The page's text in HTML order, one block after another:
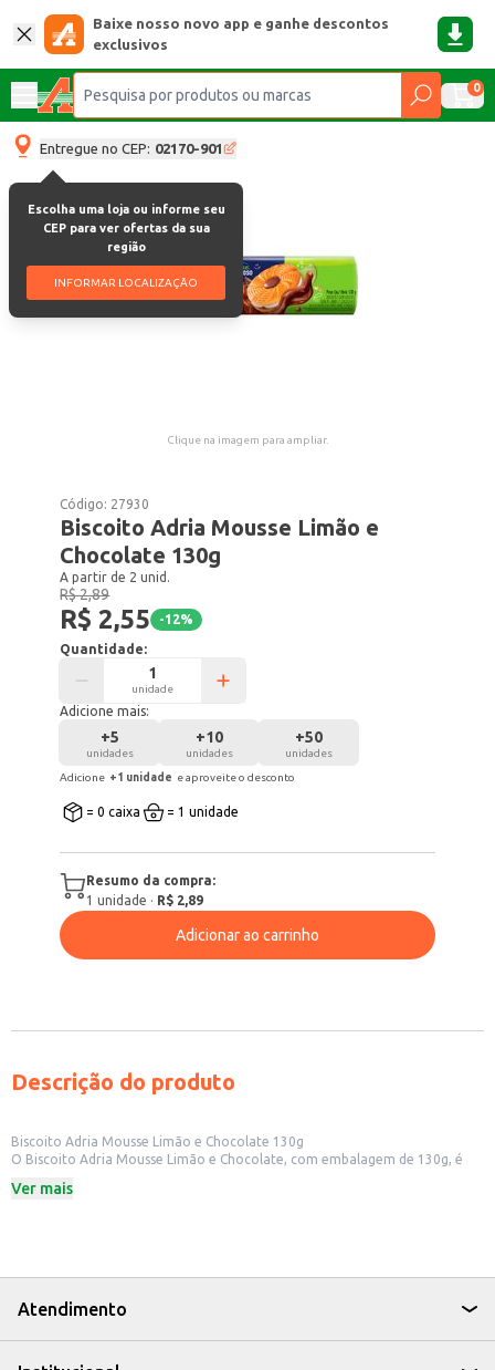
Baixe nosso novo app e ganhe descontos
exclusivos
0
Entregue no CEP: 02170-901
Escolha uma loja ou informe seu
CEP para ver ofertas da sua
região
INFORMAR LOCALIZAÇÃO
Clique na imagem para ampliar.
Código: 27930
Biscoito Adria Mousse Limão e
Chocolate 130g
A partir de 2 unid.
R$ 2,89
R$ 2,55 -12%
Quantidade:
unidade
Adicione mais:
+5
unidades
+10
unidades
+50
unidades
Adicione +1 unidade e aproveite o desconto
= 0 caixa = 1 unidade
Resumo da compra:
1 unidade · R$ 2,89
Adicionar ao carrinho
Descrição do produto
Biscoito Adria Mousse Limão e Chocolate 130g
O Biscoito Adria Mousse Limão e Chocolate, com embalagem de 130g, é
contrastantes. Ideal para quem deseja oferecer uma opção saborosa e
Pode ser oferecido em lanchonetes e cafeterias.
Ideal para revenda em mercados e pequenos comércios.
Com o Biscoito Adria Mousse Limão e Chocolate, você oferece aos seus
Ver mais
Atendimento